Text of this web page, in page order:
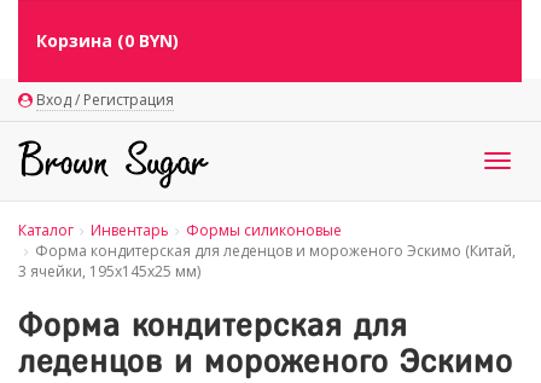
Вход / Регистрация
Корзина (0 BYN)
Каталог Инвентарь
Формы силиконовые
Форма кондитерская для леденцов и мороженого Эскимо (Китай,
3 ячейки, 195х145х25 мм)
Форма кондитерская для
леденцов и мороженого Эскимо